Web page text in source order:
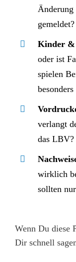
Änderung
Kinder &
oder ist
spielen
verlangt
das LBV?
wirklich
sollten
Wenn Du diese
Dir schnell